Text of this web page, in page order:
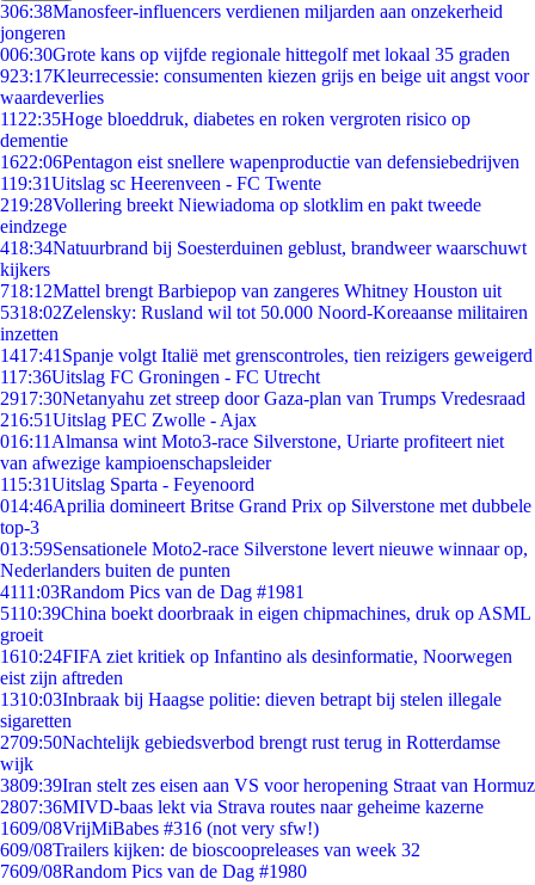
306:38Manosfeer-influencers verdienen miljarden aan onzekerheid
jongeren
006:30Grote kans op vijfde regionale hittegolf met lokaal 35 graden
923:17Kleurrecessie: consumenten kiezen grijs en beige uit angst voor
waardeverlies
11 22:35Hoge bloeddruk, diabetes en roken vergroten risico op
dementie
1622:06Pentagon eist snellere wapenproductie van defensiebedrijven
119:31Uitslag sc Heerenveen - FC Twente
219:28Vollering breekt Niewiadoma op slotklim en pakt tweede
eindzege
418:34Natuurbrand bij Soesterduinen geblust, brandweer waarschuwt
kijkers
718:12Mattel brengt Barbiepop van zangeres Whitney Houston uit
5318:02Zelensky: Rusland wil tot 50.000 Noord-Koreaanse militairen
inzetten
1417:41 Spanje volgt Italië met grenscontroles, tien reizigers geweigerd
117:36Uitslag FC Groningen - FC Utrecht
2917:30Netanyahu zet streep door Gaza-plan van Trumps Vredesraad
216:51Uitslag PEC Zwolle - Ajax
016:11 Almansa wint Moto3-race Silverstone, Uriarte profiteert niet
van afwezige kampioenschapsleider
115:31Uitslag Sparta - Feyenoord
014:46Aprilia domineert Britse Grand Prix op Silverstone met dubbele
top-3
013:59Sensationele Moto2-race Silverstone levert nieuwe winnaar op,
Nederlanders buiten de punten
4111:03Random Pics van de Dag #1981
5110:39China boekt doorbraak in eigen chipmachines, druk op ASML
groeit
1610:24FIFA ziet kritiek op Infantino als desinformatie, Noorwegen
eist zijn aftreden
1310:03Inbraak bij Haagse politie: dieven betrapt bij stelen illegale
sigaretten
2709:50Nachtelijk gebiedsverbod brengt rust terug in Rotterdamse
wijk
3809:39Iran stelt zes eisen aan VS voor heropening Straat van Hormuz
2807:36MIVD-baas lekt via Strava routes naar geheime kazerne
1609/08VrijMiBabes #316 (not very sfw!)
609/08Trailers kijken: de bioscoopreleases van week 32
7609/08Random Pics van de Dag #1980